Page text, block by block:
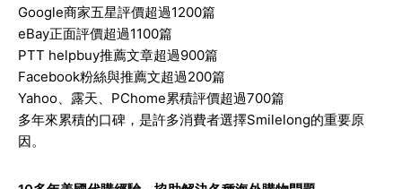
Google商家五星評價超過1200篇
eBay正面評價超過1100篇
PTT helpbuy推薦文章超過900篇
Facebook粉絲與推薦文超過200篇
Yahoo、露天、PChome累積評價超過700篇
多年來累積的口碑，是許多消費者選擇Smilelong的重要原
因。